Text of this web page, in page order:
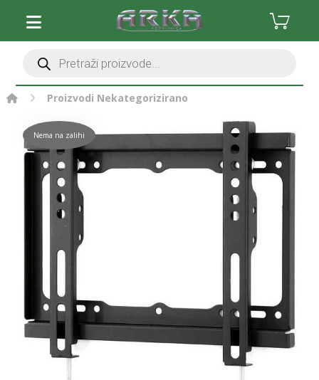
Proizvodi Nekategorizirano
Nema na zalihi